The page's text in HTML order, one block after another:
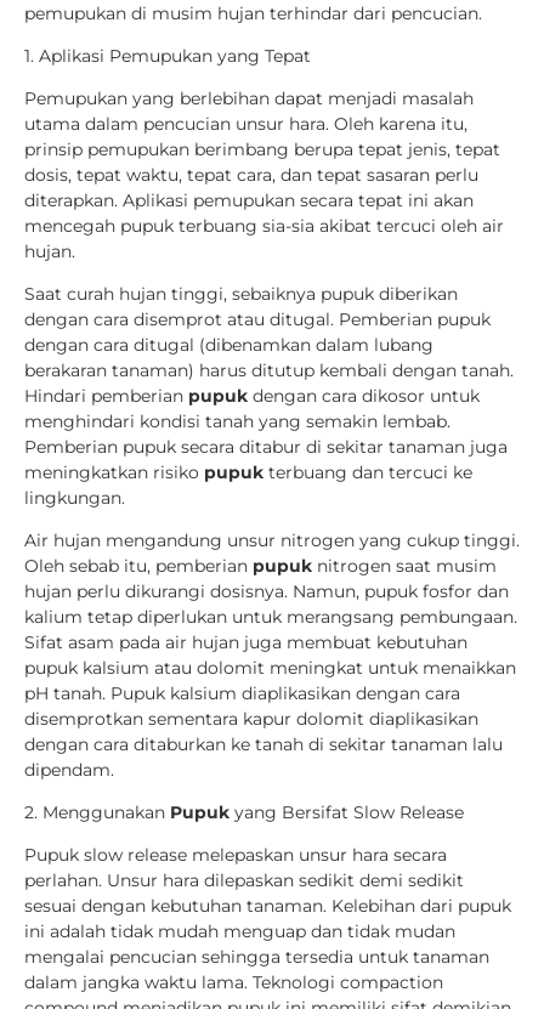
pemupukan di musim hujan terhindar dari pencucian.
1. Aplikasi Pemupukan yang Tepat
Pemupukan yang berlebihan dapat menjadi masalah
utama dalam pencucian unsur hara. Oleh karena itu,
prinsip pemupukan berimbang berupa tepat jenis, tepat
dosis, tepat waktu, tepat cara, dan tepat sasaran perlu
diterapkan. Aplikasi pemupukan secara tepat ini akan
mencegah pupuk terbuang sia-sia akibat tercuci oleh air
hujan.
Saat curah hujan tinggi, sebaiknya pupuk diberikan
dengan cara disemprot atau ditugal. Pemberian pupuk
dengan cara ditugal (dibenamkan dalam lubang
berakaran tanaman) harus ditutup kembali dengan tanah.
Hindari pemberian pupuk dengan cara dikosor untuk
menghindari kondisi tanah yang semakin lembab.
Pemberian pupuk secara ditabur di sekitar tanaman juga
meningkatkan risiko pupuk terbuang dan tercuci ke
lingkungan.
Air hujan mengandung unsur nitrogen yang cukup tinggi.
Oleh sebab itu, pemberian pupuk nitrogen saat musim
hujan perlu dikurangi dosisnya. Namun, pupuk fosfor dan
kalium tetap diperlukan untuk merangsang pembungaan.
Sifat asam pada air hujan juga membuat kebutuhan
pupuk kalsium atau dolomit meningkat untuk menaikkan
pH tanah. Pupuk kalsium diaplikasikan dengan cara
disemprotkan sementara kapur dolomit diaplikasikan
dengan cara ditaburkan ke tanah di sekitar tanaman lalu
dipendam.
2. Menggunakan Pupuk yang Bersifat Slow Release
Pupuk slow release melepaskan unsur hara secara
perlahan. Unsur hara dilepaskan sedikit demi sedikit
sesuai dengan kebutuhan tanaman. Kelebihan dari pupuk
ini adalah tidak mudah menguap dan tidak mudan
mengalai pencucian sehingga tersedia untuk tanaman
dalam jangka waktu lama. Teknologi compaction